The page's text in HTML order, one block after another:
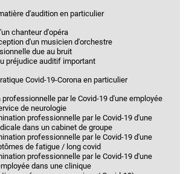
d'audition en particulier
chanteur d'opéra
d'un musicien d'orchestre
due au bruit
préjudice auditif important
Covid-19-Corona en particulier
par le Covid-19 d'une employée
de neurologie
professionnelle par le Covid-19 d'une
dans un cabinet de groupe
professionnelle par le Covid-19 d'une
de fatigue / long covid
professionnelle par le Covid-19 d'une
dans une clinique